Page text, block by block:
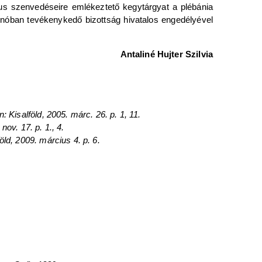
szenvedéseire emlékeztető kegytárgyat a plébánia
tevékenykedő bizottság hivatalos engedélyével
Antaliné Hujter Szilvia
Kisalföld, 2005. márc. 26. p. 1, 11.
17. p. 1., 4.
2009. március 4. p. 6.